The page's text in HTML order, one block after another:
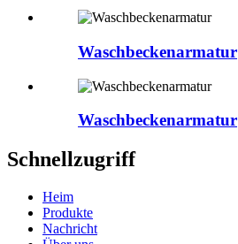
Waschbeckenarmatur
Waschbeckenarmatur
Schnellzugriff
Heim
Produkte
Nachricht